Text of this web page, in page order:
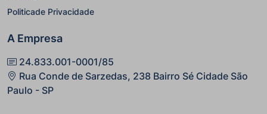
Politicade Privacidade
A Empresa
24.833.001-0001/85
Rua Conde de Sarzedas, 238 Bairro Sé Cidade São
Paulo - SP